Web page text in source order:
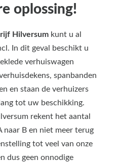
oplossing!
Hilversum kunt u al
In dit geval beschikt u
verhuiswagen
spanbanden
en staan de verhuizers
tot uw beschikking.
rekent het aantal
naar B en niet meer terug
tot veel van onze
dus geen onnodige